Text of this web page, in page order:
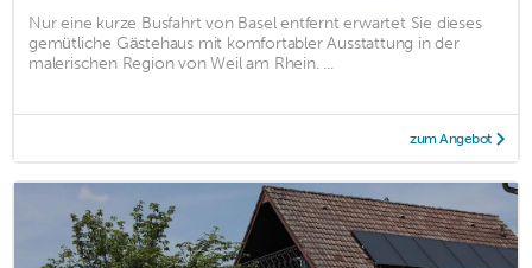
Nur eine kurze Busfahrt von Basel entfernt erwartet Sie dieses
gemütliche Gästehaus mit komfortabler Ausstattung in der
malerischen Region von Weil am Rhein. ...
zum Angebot